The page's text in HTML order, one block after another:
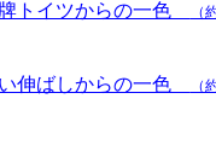
トイツからの一色 （
伸ばしからの一色 （